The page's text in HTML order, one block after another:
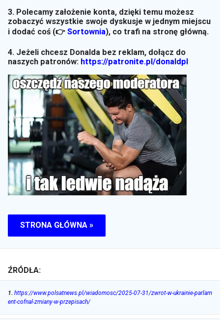
3. Polecamy założenie konta, dzięki temu możesz
zobaczyć wszystkie swoje dyskusje w jednym miejscu
i dodać coś (👉 Sortownia), co trafi na stronę główną.
4. Jeżeli chcesz Donalda bez reklam, dołącz do
naszych patronów: https://patronite.pl/donaldpl
STRONA GŁÓWNA »
ŹRÓDŁA:
1. https://www.polsatnews.pl/wiadomosc/2025-07-31/zwrot-w-ukrainie-parlam
ent-cofnal-zmiany-w-przepisach/